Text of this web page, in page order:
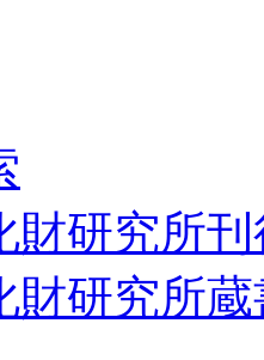
財研究所
財研究所